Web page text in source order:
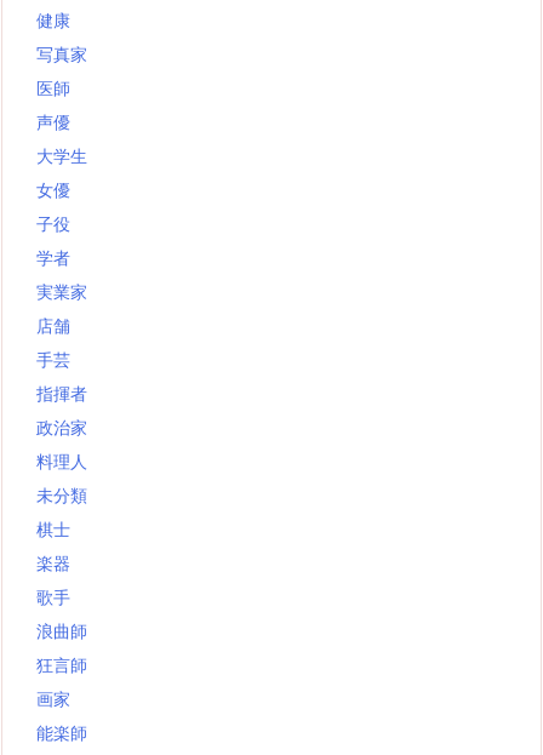
健康
写真家
医師
声優
大学生
女優
子役
学者
実業家
店舗
手芸
指揮者
政治家
料理人
未分類
棋士
楽器
歌手
浪曲師
狂言師
画家
能楽師